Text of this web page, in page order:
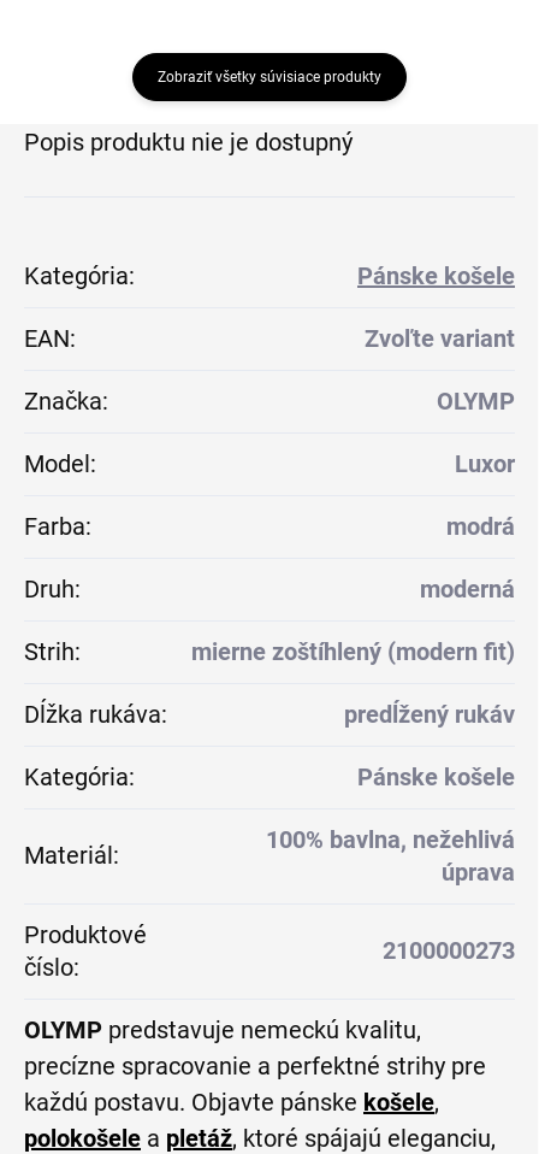
Zobraziť všetky súvisiace produkty
Popis produktu nie je dostupný
Kategória: Pánske košele
EAN: Zvoľte variant
Značka: OLYMP
Model: Luxor
Farba: modrá
Druh: moderná
Strih: mierne zoštíhlený (modern fit)
Dĺžka rukáva: predĺžený rukáv
Kategória: Pánske košele
Materiál:
100% bavlna, nežehlivá
úprava
Produktové
číslo:
2100000273
OLYMP predstavuje nemeckú kvalitu,
precízne spracovanie a perfektné strihy pre
každú postavu. Objavte pánske košele,
polokošele a pletáž, ktoré spájajú eleganciu,